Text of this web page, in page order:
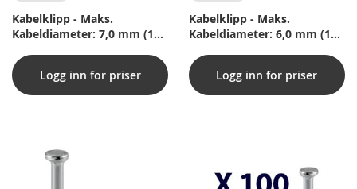
Kabelklipp - Maks.
Kabeldiameter: 7,0 mm (100
Logg inn for priser
Kabelklipp - Maks.
Kabeldiameter: 6,0 mm (100
Logg inn for priser